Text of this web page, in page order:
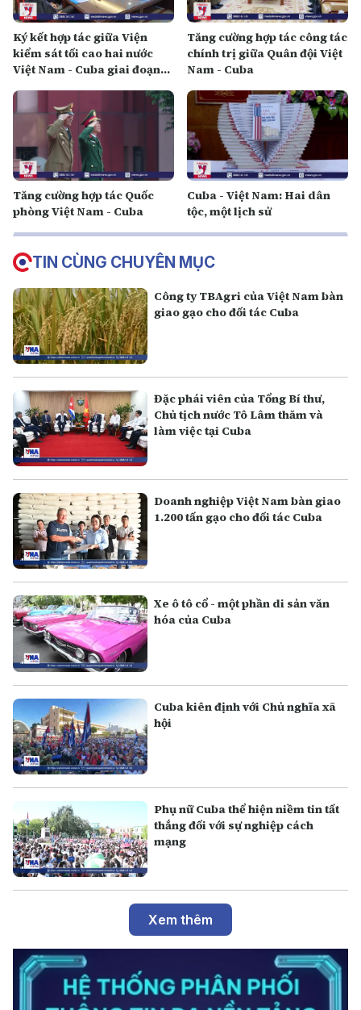
Ký kết hợp tác giữa Viện
kiểm sát tối cao hai nước
Việt Nam - Cuba giai đoạn
Tăng cường hợp tác công tác
chính trị giữa Quân đội Việt
Nam - Cuba
Tăng cường hợp tác Quốc
phòng Việt Nam - Cuba
Cuba - Việt Nam: Hai dân
tộc, một lịch sử
TIN CÙNG CHUYÊN MỤC
Công ty TBAgri của Việt Nam bàn
giao gạo cho đối tác Cuba
Đặc phái viên của Tổng Bí thư,
Chủ tịch nước Tô Lâm thăm và
làm việc tại Cuba
Doanh nghiệp Việt Nam bàn giao
1.200 tấn gạo cho đối tác Cuba
Xe ô tô cổ - một phần di sản văn
hóa của Cuba
Cuba kiên định với Chủ nghĩa xã
hội
Phụ nữ Cuba thể hiện niềm tin tất
thắng đối với sự nghiệp cách
mạng
Xem thêm